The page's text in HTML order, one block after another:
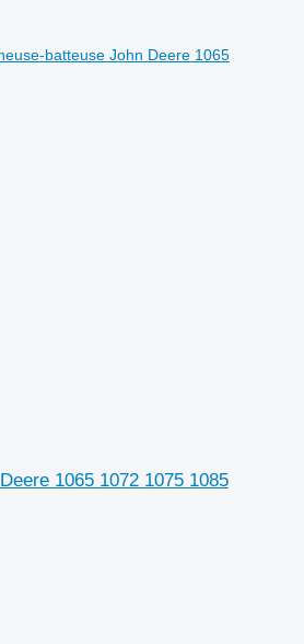
batteuse John Deere 1065
1065 1072 1075 1085